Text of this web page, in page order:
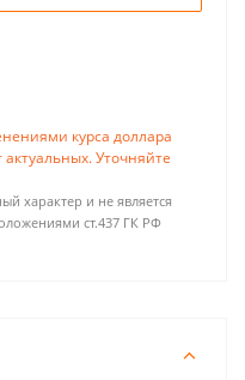
курса доллара
Уточняйте
характер и не является
ст.437 ГК РФ